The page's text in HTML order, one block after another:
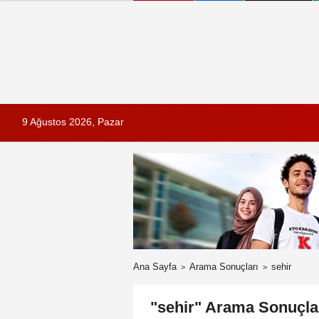
9 Ağustos 2026, Pazar
Ana Sayfa Arama Sonuçları sehir
"sehir" Arama